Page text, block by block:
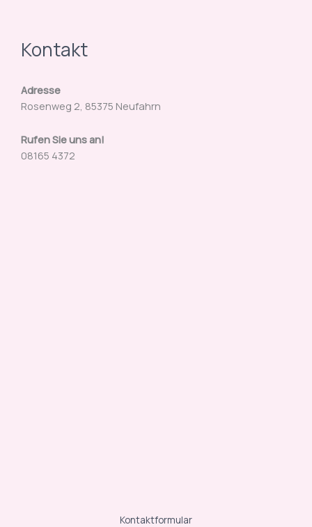
Kontakt
Adresse
Rosenweg 2, 85375 Neufahrn
Rufen Sie uns an!
08165 4372
Kontaktformular